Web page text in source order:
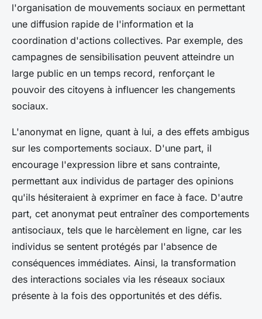
l'organisation de mouvements sociaux en permettant
une diffusion rapide de l'information et la
coordination d'actions collectives. Par exemple, des
campagnes de sensibilisation peuvent atteindre un
large public en un temps record, renforçant le
pouvoir des citoyens à influencer les changements
sociaux.
L'anonymat en ligne, quant à lui, a des effets ambigus
sur les comportements sociaux. D'une part, il
encourage l'expression libre et sans contrainte,
permettant aux individus de partager des opinions
qu'ils hésiteraient à exprimer en face à face. D'autre
part, cet anonymat peut entraîner des comportements
antisociaux, tels que le harcèlement en ligne, car les
individus se sentent protégés par l'absence de
conséquences immédiates. Ainsi, la transformation
des interactions sociales via les réseaux sociaux
présente à la fois des opportunités et des défis.